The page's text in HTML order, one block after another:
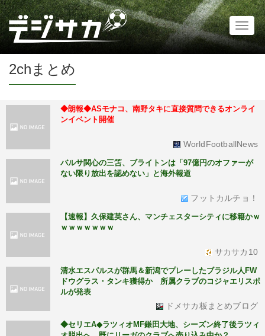
2chまとめ
◆朗報◆ASモナコ、南野タキに直接質問できるオンライ
ンイベント開催
WorldFootballNews
バルサ関心の三笘、ブライトンは「97億円のオファーが
ない限り放出を認めない」と海外報道
フットカルチョ！
【速報】久保建英さん、マンチェスターシティに移籍かｗ
ｗｗｗｗｗｗｗ
サカサカ10
清水エスパルスが群馬＆新潟でプレーしたブラジル人FW
ドウグラス・タンキ獲得か 所属クラブのコジャエリスポ
ルが発表
ドメサカ板まとめブログ
◆セリエA◆ラツィオMF鎌田大地、シーズン終了後ラツィ